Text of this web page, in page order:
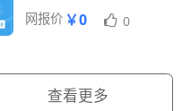
技术
工程 治、外语
网报价 ￥0 0
查看更多